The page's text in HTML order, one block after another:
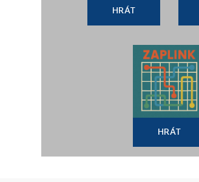
HRÁT
HRÁT